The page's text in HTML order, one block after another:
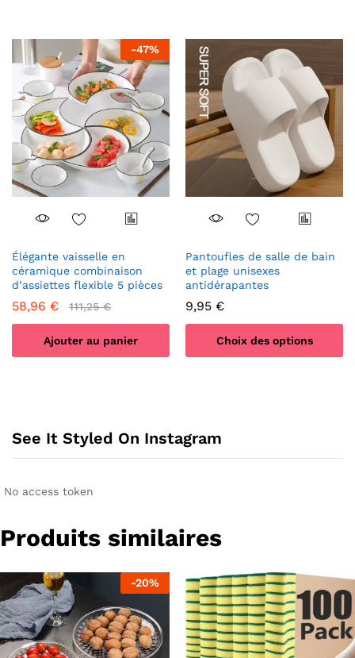
a
plusieurs
variations.
Les
options
peuvent
être
choisies
sur
la
produit
a
plusieurs
variations.
Les
options
peuvent
être
choisies
la
-47%
Élégante vaisselle en
céramique combinaison
d’assiettes flexible 5 pièces
58,96 € 111,25€
Ajouter au panier
Pantoufles de salle de bain
et plage unisexes
antidérapantes
9,95 €
Choix des options
variations.
sur
page
du
produit
See It Styled On Instagram
No access token
Produits similaires
-20%